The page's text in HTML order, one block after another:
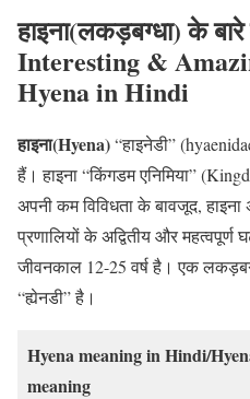
हाइना(लकड़बग्धा) के
Interesting &
Hyena in Hindi
हाइना(Hyena)“हाइनेडी”
हैं। हाइना “किंगडम एनिमिया”
अपनी कम विविधता के बावजूद,
प्रणालियों के अद्वितीय और
जीवनकाल 12-25 वर्ष है। एक
“ह्येनडी” है।
Hyena meaning in Hindi/
meaning